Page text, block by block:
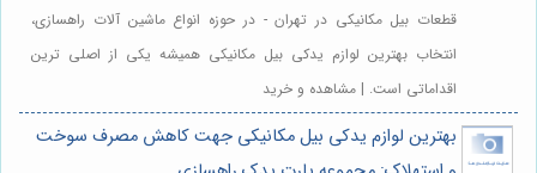
قطعات بیل مکانیکی در تهران - در حوزه انواع ماشین آلات راهسازی،
انتخاب بهترین لوازم یدکی بیل مکانیکی همیشه یکی از اصلی ترین
اقداماتی است. | مشاهده و خرید
بهترین لوازم یدکی بیل مکانیکی جهت کاهش مصرف سوخت